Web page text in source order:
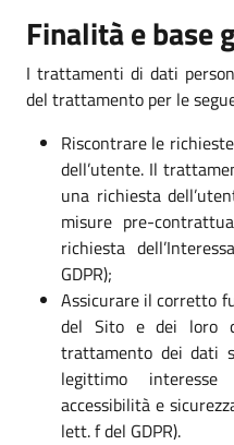
Finalità e base
I trattamenti di dati
del trattamento per le
Riscontrare le
dell’utente. Il
una richiesta
misure pre-
richiesta
GDPR);
Assicurare il corretto
del Sito e dei loro
trattamento dei dati
legittimo
accessibilità e
lett. f del GDPR).